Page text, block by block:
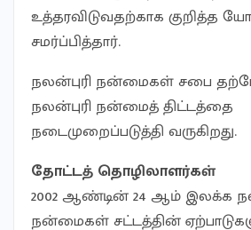
உத்தரவிடுவதற்காக குறித்த
சமர்ப்பித்தார்.
நலன்புரி நன்மைகள் சபை
நலன்புரி நன்மைத் திட்டத்தை
நடைமுறைப்படுத்தி வருகிறது.
தோட்டத் தொழிலாளர்கள்
2002 ஆண்டின் 24 ஆம் இலக்க
நன்மைகள் சட்டத்தின்